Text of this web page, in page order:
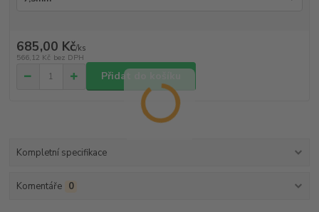
685,00 Kč/ks
566,12 Kč bez DPH
Přidat do košíku
Kompletní specifikace
Komentáře 0